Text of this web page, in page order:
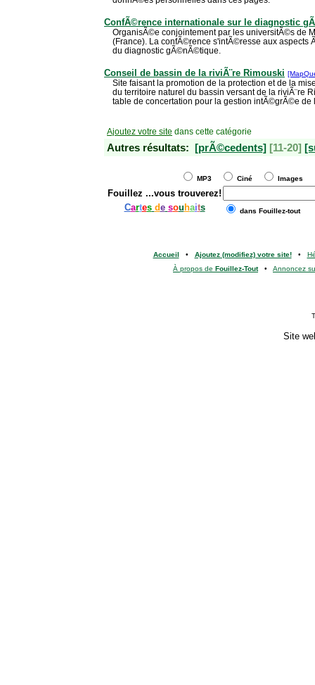
ConfÃ©rence internationale sur le diagnostic
OrganisÃ©e conjointement par les universitÃ©s de
(France). La confÃ©rence s'intÃ©resse aux aspects
du diagnostic gÃ©nÃ©tique.
Conseil de bassin de la riviÃ¨re Rimouski
Site faisant la promotion de la protection et de la
du territoire naturel du bassin versant de la riviÃ¨re
table de concertation pour la gestion intÃ©grÃ©e de
Ajoutez votre site dans cette catégorie
Autres résultats: [prÃ©cedents] [11-20]
MP3 Ciné Images
Fouillez ...vous trouverez!
Cartes de sou haits dans Fouillez-tout
Accueil • Ajoutez (modifiez) votre site!•
À propos de Fouillez-Tout• Annoncez
Site